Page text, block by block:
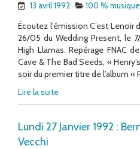
13 avril 1992 100 % musique
Écoutez l’émission C’est Lenoir
26/05 du Wedding Present, le
High Llamas. Repérage FNAC
Cave & The Bad Seeds, «
soir du premier titre de l’album «
Lire la suite
Lundi 27 Janvier 1992 :
Vecchi